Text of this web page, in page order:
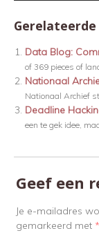
Data Blog:
of 369 pieces of
Nationaal
Nationaal Archief
Deadline
een te gek idee,
Geef een
Je e-mailadres
gemarkeerd met *